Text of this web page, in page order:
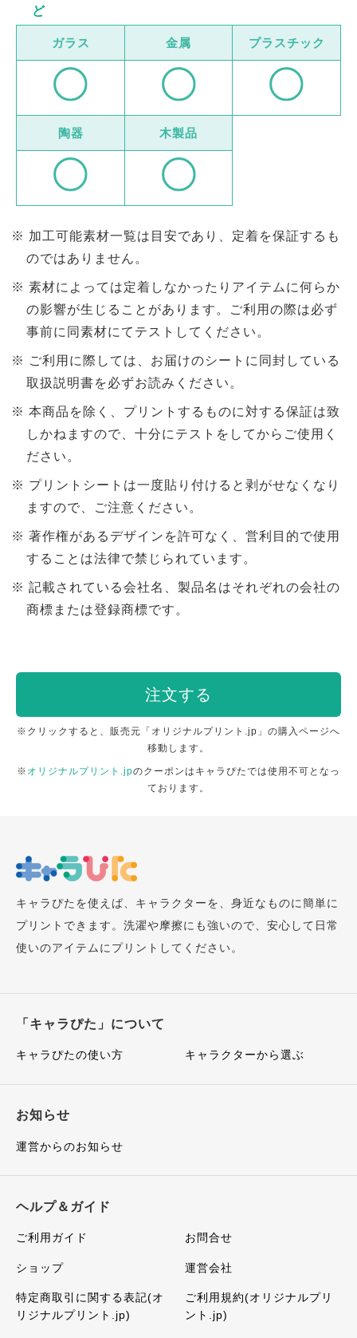
ど
ガラス 金属 プラスチック
陶器 木製品
加工可能素材一覧は目安であり、定着を保証するも
のではありません。
素材によっては定着しなかったりアイテムに何らか
の影響が生じることがあります。ご利用の際は必ず
事前に同素材にてテストしてください。
ご利用に際しては、お届けのシートに同封している
取扱説明書を必ずお読みください。
本商品を除く、プリントするものに対する保証は致
しかねますので、十分にテストをしてからご使用く
ださい。
プリントシートは一度貼り付けると剥がせなくなり
ますので、ご注意ください。
著作権があるデザインを許可なく、営利目的で使用
することは法律で禁じられています。
記載されている会社名、製品名はそれぞれの会社の
商標または登録商標です。
注文する
※クリックすると、販売元「オリジナルプリント.jp」の購入ページへ
移動します。
※ オリジナルプリント.jpのクーポンはキャラぴたでは使用不可となっ
ております。
キャラぴたを使えば、キャラクターを、身近なものに簡単に
プリントできます。洗濯や摩擦にも強いので、安心して日常
使いのアイテムにプリントしてください。
「キャラぴた」について
キャラぴたの使い方 キャラクターから選ぶ
お知らせ
運営からのお知らせ
ヘルプ＆ガイド
ご利用ガイド お問合せ
ショップ 運営会社
特定商取引に関する表記(オ
リジナルプリント.jp)
ご利用規約(オリジナルプリ
ント.jp)